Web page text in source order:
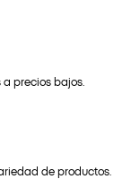
precios bajos.
de productos.